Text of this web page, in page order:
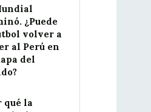
¿Puede
volver a
al Perú en
del
qué la